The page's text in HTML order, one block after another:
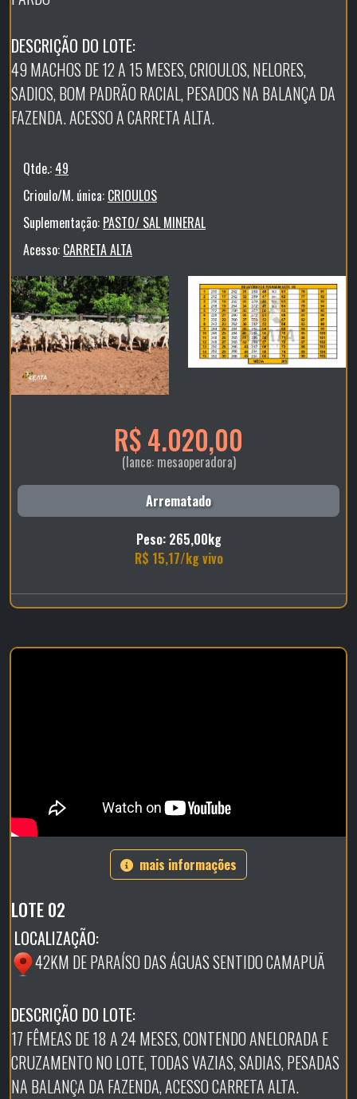
DESCRIÇÃO DO LOTE:
49 MACHOS DE 12 A 15 MESES, CRIOULOS, NELORES,
SADIOS, BOM PADRÃO RACIAL, PESADOS NA BALANÇA DA
FAZENDA. ACESSO A CARRETA ALTA.
Qtde.: 49
Crioulo/M. única: CRIOULOS
Suplementação: PASTO/ SAL MINERAL
Acesso: CARRETA ALTA
R$ 4.020,00
(lance: mesaoperadora)
Arrematado
Peso: 265,00kg
R$ 15,17/kg vivo
mais informações
LOTE 02
LOCALIZAÇÃO:
42KM DE PARAÍSO DAS ÁGUAS SENTIDO CAMAPUÃ
DESCRIÇÃO DO LOTE:
17 FÊMEAS DE 18 A 24 MESES, CONTENDO ANELORADA E
CRUZAMENTO NO LOTE, TODAS VAZIAS, SADIAS, PESADAS
NA BALANÇA DA FAZENDA, ACESSO CARRETA ALTA.